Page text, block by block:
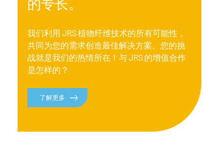
的专长。
我们利用 JRS 植物纤维技术的所有可能性，
共同为您的需求创造最佳解决方案。您的挑
战就是我们的热情所在！与 JRS 的增值合作
是怎样的？
了解更多